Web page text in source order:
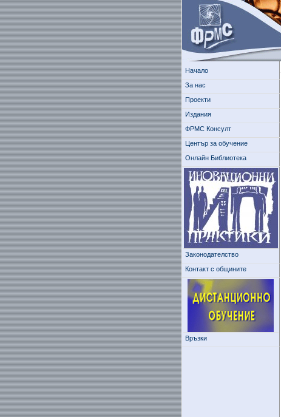
Начало
За нас
Проекти
Издания
ФРМС Консулт
Център за обучение
Онлайн Библиотека
Законодателство
Контакт с общините
Връзки